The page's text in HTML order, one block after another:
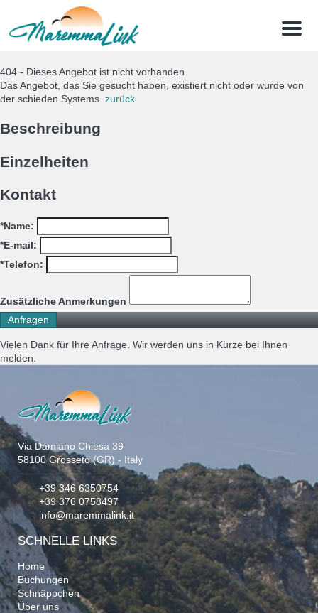
Menu
404 - Dieses Angebot ist nicht vorhanden
Das Angebot, das Sie gesucht haben, existiert nicht oder wurde von
der schieden Systems. zurück
Beschreibung
Einzelheiten
Kontakt
*Name:
*E-mail:
*Telefon:
Zusätzliche Anmerkungen
Vielen Dank für Ihre Anfrage. Wir werden uns in Kürze bei Ihnen
melden.
Via Damiano Chiesa 39
58100 Grosseto (GR) - Italy
+39 346 6350754
+39 376 0758497
info@maremmalink.it
SCHNELLE LINKS
Home
Buchungen
Schnäppchen
Über uns